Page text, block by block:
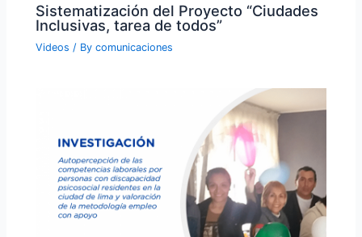
Sistematización del Proyecto “Ciudades
Inclusivas, tarea de todos”
Videos / Bycomunicaciones